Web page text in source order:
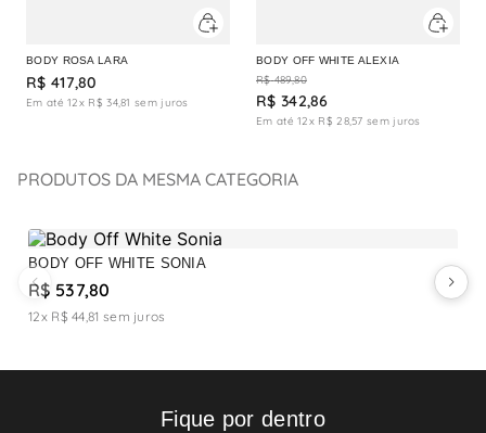
BODY ROSA LARA
R$ 417,80
Em até12x R$ 34,81 sem juros
BODY OFF WHITE ALEXIA
R$ 489,80
R$ 342,86
Em até12x R$ 28,57 sem juros
PRODUTOS DA MESMA CATEGORIA
BODY OFF WHITE SONIA
R$ 537,80
12x R$ 44,81 sem juros
Fique por dentro